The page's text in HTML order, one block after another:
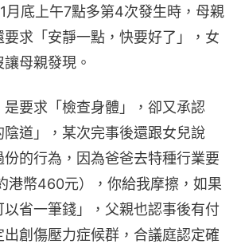
月底上午7點多第4次發生時，母親
求「安靜一點，快要好了」，女
母親發現。
要求「檢查身體」，卻又承認
陰道」，某次完事後還跟女兒說
份的行為，因為爸爸去特種行業要
港幣460元），你給我摩擦，如果
省一筆錢」，父親也認事後有付
創傷壓力症候群，合議庭認定確